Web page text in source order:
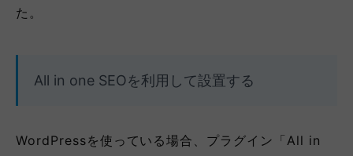
た。
All in one SEOを利用して設置する
WordPressを使っている場合、プラグイン「All in